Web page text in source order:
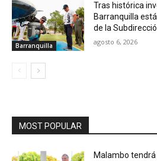
Barranquilla
Tras histórica
Barranquilla
de la
agosto 6, 2026
MOST POPULAR
Malambo